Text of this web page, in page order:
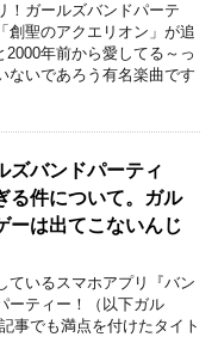
！ガールズバンドパーテ
創聖のアクエリオン」が追
年前から愛してる～っ
ないであろう有名楽曲です
ズバンドパーティ
る件について。ガル
ーは出てこないんじ
ているスマホアプリ『バン
ーティー！（以下ガル
事でも満点を付けたタイト